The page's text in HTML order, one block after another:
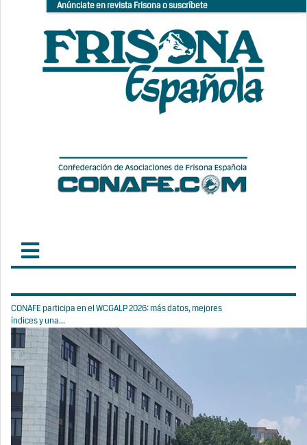
Anúnciate en revista Frisona o suscríbete
CONAFE participa en el WCGALP 2026: más datos, mejores
índices y una...